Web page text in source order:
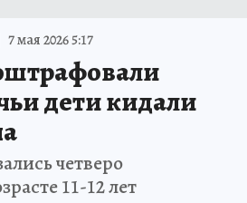
7 мая 2026 5:17
дети кидали
четверо
11-12 лет